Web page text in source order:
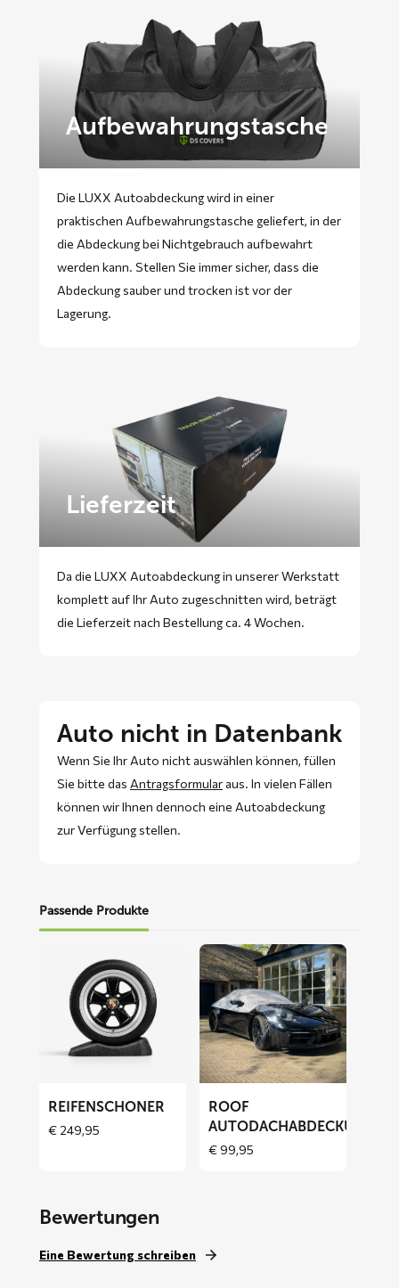
Aufbewahrungstasche
Die LUXX Autoabdeckung wird in einer
praktischen Aufbewahrungstasche geliefert, in der
die Abdeckung bei Nichtgebrauch aufbewahrt
werden kann. Stellen Sie immer sicher, dass die
Abdeckung sauber und trocken ist vor der
Lagerung.
Lieferzeit
Da die LUXX Autoabdeckung in unserer Werkstatt
komplett auf Ihr Auto zugeschnitten wird, beträgt
die Lieferzeit nach Bestellung ca. 4 Wochen.
Auto nicht in Datenbank
Wenn Sie Ihr Auto nicht auswählen können, füllen
Sie bitte das Antragsformular aus. In vielen Fällen
können wir Ihnen dennoch eine Autoabdeckung
zur Verfügung stellen.
Passende Produkte
Reifenschoner
REIFENSCHONER
€249,95
Mehr
lesen
über
ROOF
Autodachabdeckung
ROOF
AUTODACHABDECKUNG
€99,95
Bewertungen
Eine Bewertung schreiben